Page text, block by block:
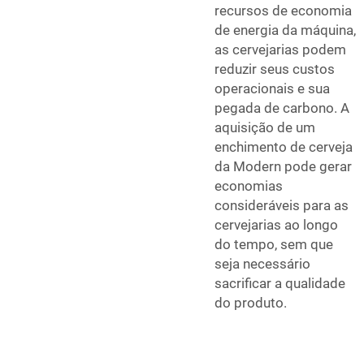
recursos de economia
de energia da máquina,
as cervejarias podem
reduzir seus custos
operacionais e sua
pegada de carbono. A
aquisição de um
enchimento de cerveja
da Modern pode gerar
economias
consideráveis para as
cervejarias ao longo
do tempo, sem que
seja necessário
sacrificar a qualidade
do produto.